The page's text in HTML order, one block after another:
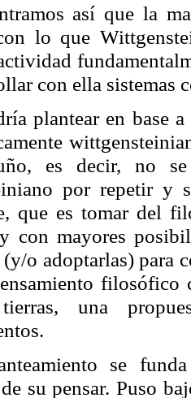
así que la
lo que
con ella sistemas
plantear en base
es decir, no
por repetir y
que es tomar del
con mayores
(y/o adoptarlas) para
filosófico
tierras, una
se
su pensar. Puso